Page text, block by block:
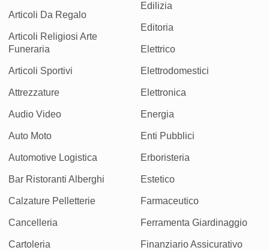
Articoli Da Regalo
Articoli Religiosi Arte
Funeraria
Articoli Sportivi
Attrezzature
Audio Video
Auto Moto
Automotive Logistica
Bar Ristoranti Alberghi
Calzature Pelletterie
Cancelleria
Cartoleria
Edilizia
Editoria
Elettrico
Elettrodomestici
Elettronica
Energia
Enti Pubblici
Erboristeria
Estetico
Farmaceutico
Ferramenta Giardinaggio
Finanziario Assicurativo